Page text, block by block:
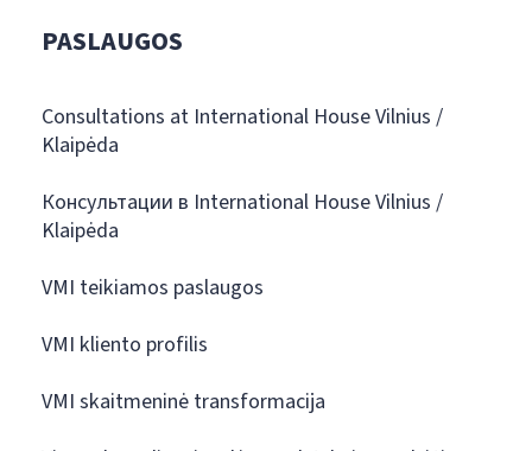
PASLAUGOS
Consultations at International House Vilnius /
Klaipėda
Консультации в International House Vilnius /
Klaipėda
VMI teikiamos paslaugos
VMI kliento profilis
VMI skaitmeninė transformacija